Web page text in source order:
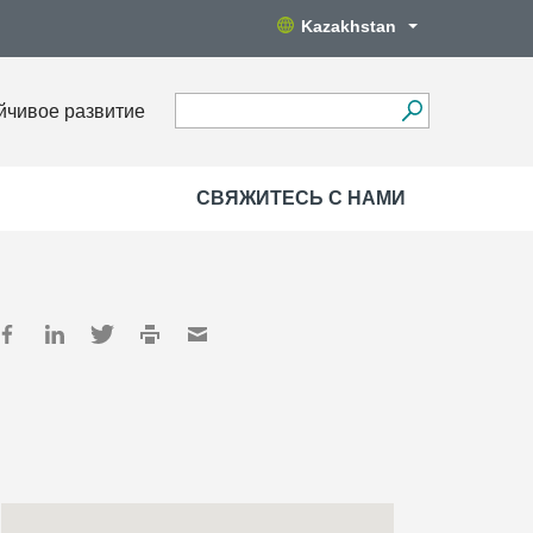
Kazakhstan
развитие
СВЯЖИТЕСЬ С НАМИ